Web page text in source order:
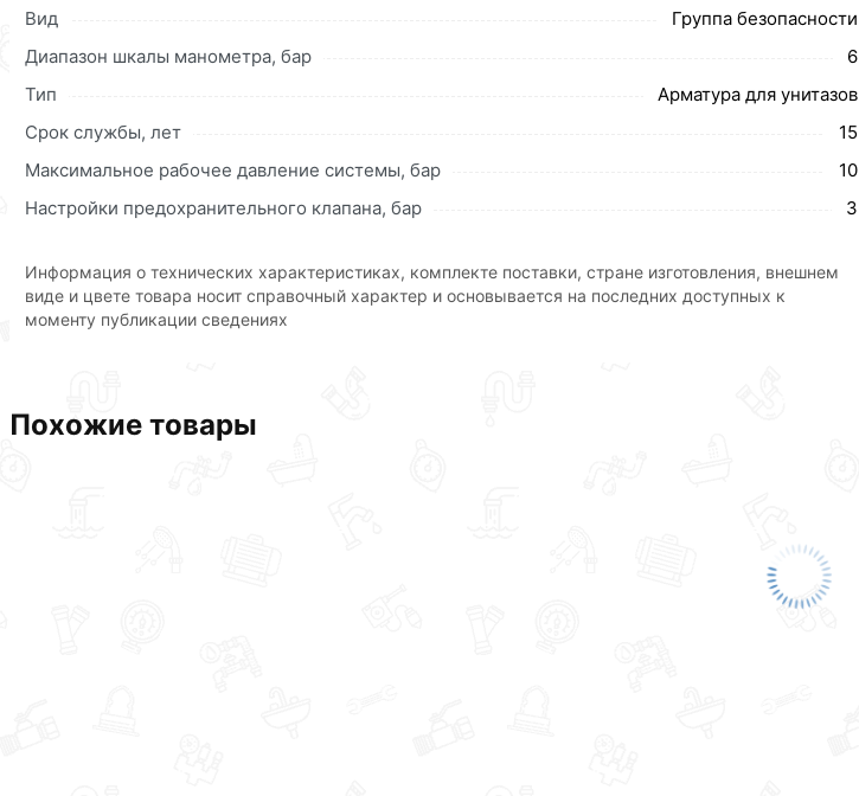
Вид
Группа безопасности
Диапазон шкалы манометра, бар
6
Тип
Арматура для унитазов
Срок службы, лет
15
Максимальное рабочее давление системы, бар
10
Настройки предохранительного клапана, бар
3
Информация о технических характеристиках, комплекте поставки, стране изготовления, внешнем
виде и цвете товара носит справочный характер и основывается на последних доступных к
моменту публикации сведениях
Похожие товары